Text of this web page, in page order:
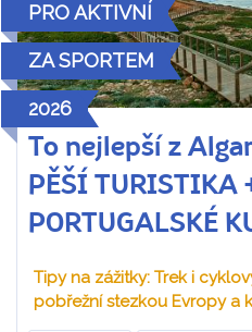
PRO AKTIVNÍ
ZA SPORTEM
2026
To nejlepší z
PĚŠÍ TURISTIKA
PORTUGALSKÉ
Tipy na zážitky: Trek i
pobřežní stezkou Evropy a